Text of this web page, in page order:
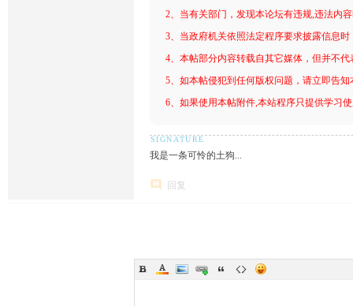
2、当有关部门，发现本论坛有违规,违法内
3、当政府机关依照法定程序要求披露信息
4、本帖部分内容转载自其它媒体，但并不
5、如本帖侵犯到任何版权问题，请立即告
6、如果使用本帖附件,本站程序只提供学习
我是一条可怜的土狗...
回复